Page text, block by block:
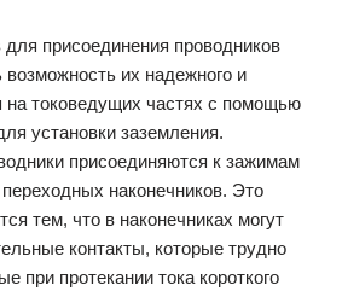
присоединения проводников
их надежного и
на токоведущих частях с помощью
установки заземления.
присоединяются к зажимам
наконечников. Это
тем, что в наконечниках могут
контакты, которые трудно
при протекании тока короткого